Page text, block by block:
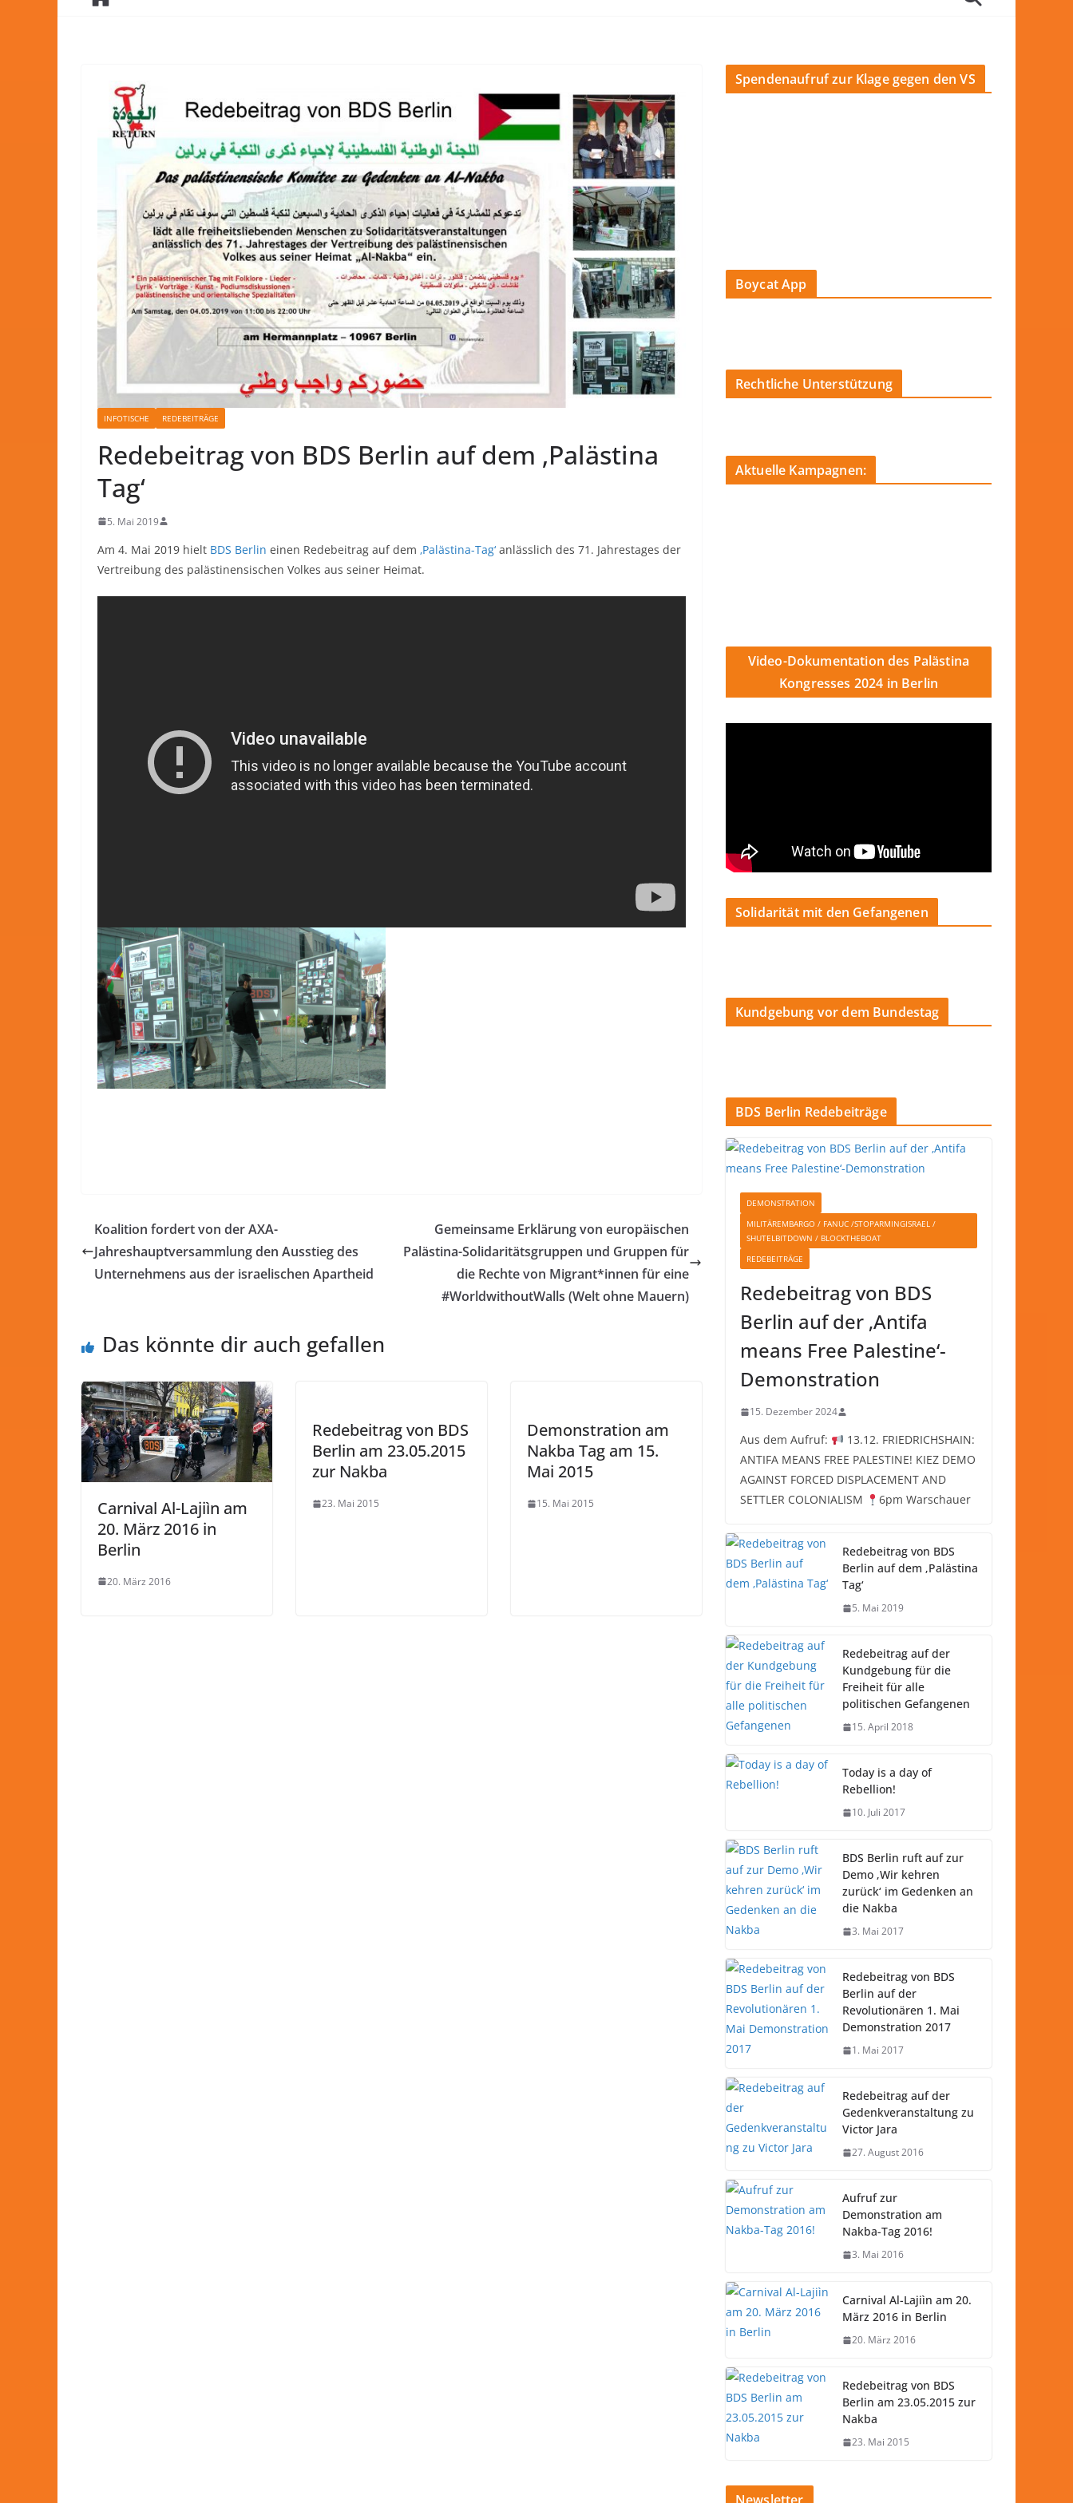
INFOTISCHE REDEBEITRÄGE
Redebeitrag von BDS Berlin auf dem ‚Palästina
Tag‘
5. Mai 2019
Am 4. Mai 2019 hielt BDS Berlin einen Redebeitrag auf dem ‚Palästina-Tag‘ anlässlich des 71. Jahrestages der
Vertreibung des palästinensischen Volkes aus seiner Heimat.
Koalition fordert von der AXA-
Jahreshauptversammlung den Ausstieg des
Unternehmens aus der israelischen Apartheid
Gemeinsame Erklärung von europäischen
Palästina-Solidaritätsgruppen und Gruppen für
die Rechte von Migrant*innen für eine
#WorldwithoutWalls (Welt ohne Mauern)
Das könnte dir auch gefallen
Carnival Al-Lajiìn am
20. März 2016 in
Berlin
20. März 2016
Redebeitrag von BDS
Berlin am 23.05.2015
zur Nakba
23. Mai 2015
Demonstration am
Nakba Tag am 15.
Mai 2015
15. Mai 2015
Spendenaufruf zur Klage gegen den VS
Boycat App
Rechtliche Unterstützung
Aktuelle Kampagnen:
Video-Dokumentation des Palästina
Kongresses 2024 in Berlin
Solidarität mit den Gefangenen
Kundgebung vor dem Bundestag
BDS Berlin Redebeiträge
DEMONSTRATION
MILITÄREMBARGO / FANUC /STOPARMINGISRAEL /
SHUTELBITDOWN / BLOCKTHEBOAT
REDEBEITRÄGE
Redebeitrag von BDS
Berlin auf der ‚Antifa
means Free Palestine‘-
Demonstration
15. Dezember 2024
Aus dem Aufruf:
13.12. FRIEDRICHSHAIN:
ANTIFA MEANS FREE PALESTINE! KIEZ DEMO
AGAINST FORCED DISPLACEMENT AND
SETTLER COLONIALISM
6pm Warschauer
Redebeitrag von BDS
Berlin auf dem ‚Palästina
Tag‘
5. Mai 2019
Redebeitrag auf der
Kundgebung für die
Freiheit für alle
politischen Gefangenen
15. April 2018
Today is a day of
Rebellion!
10. Juli 2017
BDS Berlin ruft auf zur
Demo ‚Wir kehren
zurück‘ im Gedenken an
die Nakba
3. Mai 2017
Redebeitrag von BDS
Berlin auf der
Revolutionären 1. Mai
Demonstration 2017
1. Mai 2017
Redebeitrag auf der
Gedenkveranstaltung zu
Victor Jara
27. August 2016
Aufruf zur
Demonstration am
Nakba-Tag 2016!
3. Mai 2016
Carnival Al-Lajiìn am 20.
März 2016 in Berlin
20. März 2016
Redebeitrag von BDS
Berlin am 23.05.2015 zur
Nakba
23. Mai 2015